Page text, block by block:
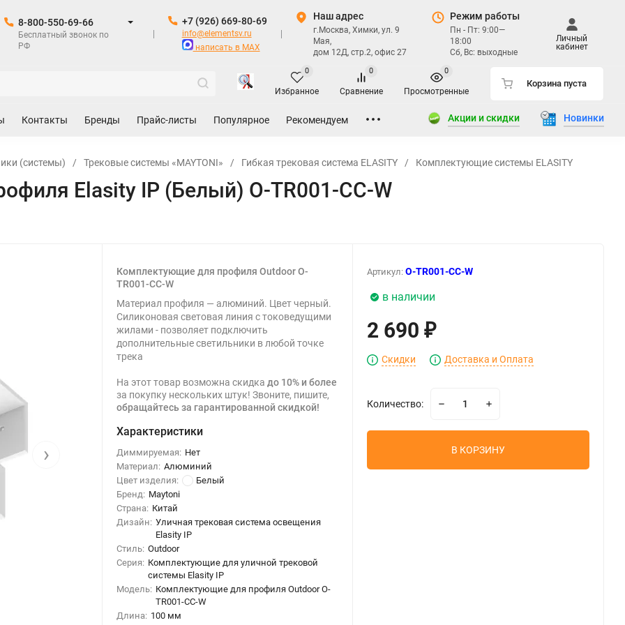
8-800-550-69-66
Бесплатный звонок по
РФ
+7 (926) 669-80-69
info@elementsv.ru
написать в MAX
Наш адрес
г.Москва, Химки, ул. 9
Мая,
дом 12Д, стр.2, офис 27
Режим работы
Пн - Пт: 9:00—
18:00
Сб, Вс: выходные
Личный
кабинет
Избранное
0
Сравнение
0
Просмотренные
0
Корзина пуста
Контакты Бренды Прайс-листы Популярное Рекомендуем Акции и скидки Новинки
(системы) / Трековые системы «MAYTONI» / Гибкая трековая система ELASITY / Комплектующие системы ELASITY
Elasity IP (Белый) O-TR001-CC-W
›
Комплектующие для профиля Outdoor O-
TR001-CC-W
Материал профиля — алюминий. Цвет черный.
Силиконовая световая линия с токоведущими
жилами - позволяет подключить
дополнительные светильники в любой точке
трека
На этот товар возможна скидкадо 10% и более
за покупку нескольких штук! Звоните, пишите,
обращайтесь за гарантированной скидкой!
Характеристики
Диммируемая: Нет
Материал: Алюминий
Цвет изделия:
Белый
Бренд: Maytoni
Страна: Китай
Дизайн: Уличная трековая система освещения
Elasity IP
Стиль: Outdoor
Серия: Комплектующие для уличной трековой
системы Elasity IP
Модель: Комплектующие для профиля Outdoor O-
TR001-CC-W
Длина: 100 мм
Артикул:O-TR001-CC-W
в наличии
2 690₽
Скидки Доставка и Оплата
Количество:
В КОРЗИНУ